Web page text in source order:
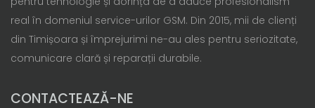
real în domeniul service-urilor GSM. Din 2015, mii de clienți
din Timișoara și împrejurimi ne-au ales pentru seriozitate,
comunicare clară și reparații durabile.
CONTACTEAZĂ-NE